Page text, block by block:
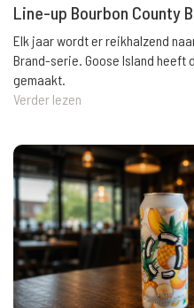
Line-up Bourbon County
Elk jaar wordt er reikhalzend
Brand-serie. Goose Island heeft
gemaakt.
Verder lezen